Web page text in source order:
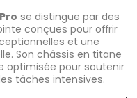
se distingue par des
conçues pour offrir
et une
Son châssis en titane
optimisée pour soutenir
tâches intensives.